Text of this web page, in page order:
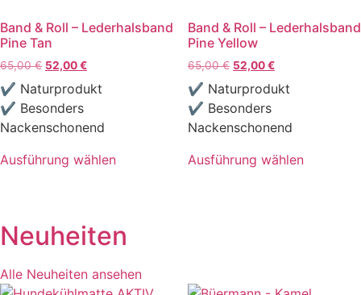
auf.
Die
Optionen
können
auf
der
gewählt
Optionen
können
auf
der
Produktseite
gewählt
Band & Roll – Lederhalsband
Pine Tan
65,00€ Ursprünglicher
war:
65,00 €
52,00€Aktueller
Preis
ist:
✔ Naturprodukt
✔ Besonders
Nackenschonend
Ausführung wählen
mehrere
auf.
Band & Roll – Lederhalsband
Pine Yellow
65,00€ Ursprünglicher
war:
65,00 €
52,00€Aktueller
Preis
ist:
✔ Naturprodukt
✔ Besonders
Nackenschonend
Ausführung wählen
Neuheiten
Alle Neuheiten ansehen